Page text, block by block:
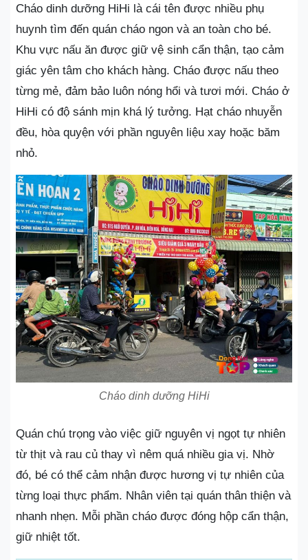
Cháo dinh dưỡng HiHi là cái tên được nhiều phụ
huynh tìm đến quán cháo ngon và an toàn cho bé.
Khu vực nấu ăn được giữ vệ sinh cẩn thận, tạo cảm
giác yên tâm cho khách hàng. Cháo được nấu theo
từng mẻ, đảm bảo luôn nóng hổi và tươi mới. Cháo ở
HiHi có độ sánh mịn khá lý tưởng. Hạt cháo nhuyễn
đều, hòa quyện với phần nguyên liệu xay hoặc băm
nhỏ.
Cháo dinh dưỡng HiHi
Quán chú trọng vào việc giữ nguyên vị ngọt tự nhiên
từ thịt và rau củ thay vì nêm quá nhiều gia vị. Nhờ
đó, bé có thể cảm nhận được hương vị tự nhiên của
từng loại thực phẩm. Nhân viên tại quán thân thiện và
nhanh nhẹn. Mỗi phần cháo được đóng hộp cẩn thận,
giữ nhiệt tốt.